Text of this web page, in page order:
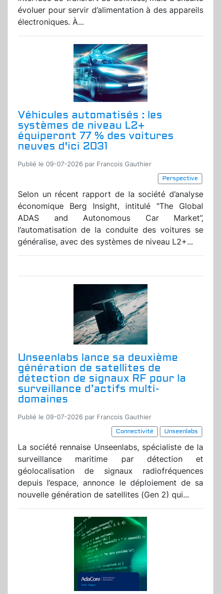
évoluer pour servir d’alimentation à des appareils
électroniques. À...
Véhicules automatisés : les
systèmes de niveau L2+
équiperont 77 % des voitures
neuves d'ici 2031
Publié le 09-07-2026 par Francois Gauthier
Perspective
Selon un récent rapport de la société d’analyse
économique Berg Insight, intitulé "The Global
ADAS and Autonomous Car Market”,
l’automatisation de la conduite des voitures se
généralise, avec des systèmes de niveau L2+...
Unseenlabs lance sa deuxième
génération de satellites de
détection de signaux RF pour la
surveillance d’actifs multi-
domaines
Publié le 09-07-2026 par Francois Gauthier
Connectivité
Unseenlabs
La société rennaise Unseenlabs, spécialiste de la
surveillance maritime par détection et
géolocalisation de signaux radiofréquences
depuis l’espace, annonce le déploiement de sa
nouvelle génération de satellites (Gen 2) qui...